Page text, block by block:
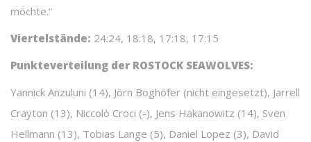
möchte.“
Viertelstände: 24:24, 18:18, 17:18, 17:15
Punkteverteilung der ROSTOCK SEAWOLVES:
Yannick Anzuluni (14), Jörn Boghöfer (nicht eingesetzt), Jarrell
Crayton (13), Niccolò Croci (-), Jens Hakanowitz (14), Sven
Hellmann (13), Tobias Lange (5), Daniel Lopez (3), David